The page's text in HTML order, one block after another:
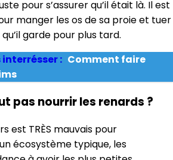
pour s’assurer qu’il était là. Il est
manger les os de sa proie et tuer
garde pour plus tard.
: Comment faire
pas nourrir les renards ?
est TRÈS mauvais pour
écosystème typique, les